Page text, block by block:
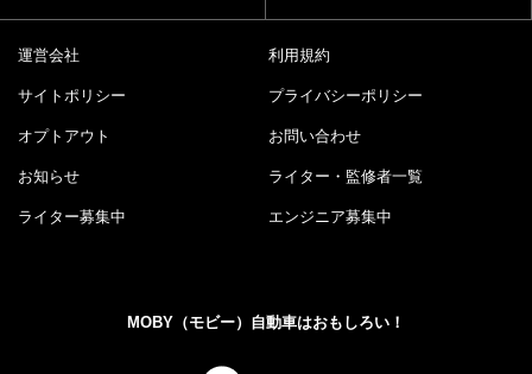
運営会社 利用規約
サイトポリシー プライバシーポリシー
オプトアウト お問い合わせ
お知らせ ライター・監修者一覧
ライター募集中 エンジニア募集中
MOBY（モビー）自動車はおもしろい！